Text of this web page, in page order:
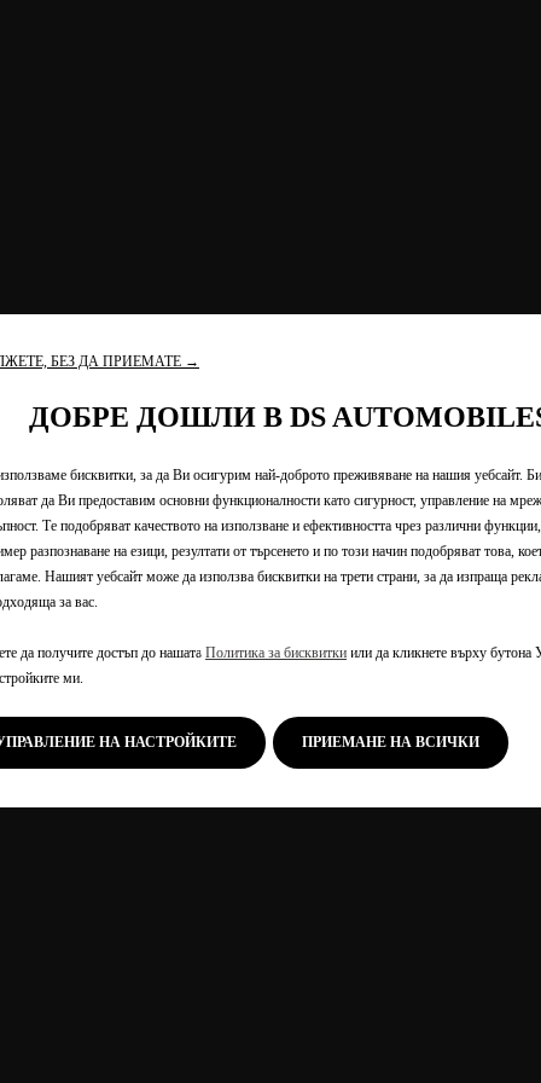
БЕЗ ДА ПРИЕМАТЕ →
ДОБРЕ ДОШЛИ В DS
бисквитки, за да Ви осигурим най-доброто преживяване на нашия уебсайт.
да Ви предоставим основни функционалности като сигурност, управление на
Те подобряват качеството на използване и ефективността чрез различни
разпознаване на езици, резултати от търсенето и по този начин подобряват това,
Нашият уебсайт може да използва бисквитки на трети страни, за да изпраща
за вас.
да получите достъп до нашата Политика за бисквитки или да кликнете върху бутона
ми.
УПРАВЛЕНИЕ НА НАСТРОЙКИТЕ ПРИЕМАНЕ НА ВСИЧКИ